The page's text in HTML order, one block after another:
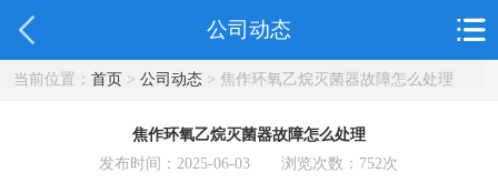
公司动态
当前位置： 首页> 公司动态> 焦作环氧乙烷灭菌器故障怎么处理
焦作环氧乙烷灭菌器故障怎么处理
发布时间：2025-06-03 浏览次数： 752次